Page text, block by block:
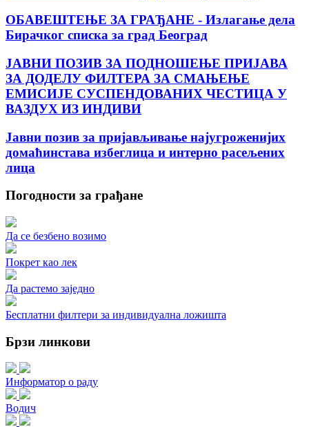
ОБАВЕШТЕЊЕ ЗА ГРАЂАНЕ - Излагање дела
Бирачког списка за град Београд
ЈАВНИ ПОЗИВ ЗА ПОДНОШЕЊЕ ПРИЈАВА
ЗА ДОДЕЛУ ФИЛТЕРА ЗА СМАЊЕЊЕ
ЕМИСИЈЕ СУСПЕНДОВАНИХ ЧЕСТИЦА У
ВАЗДУХ ИЗ ИНДИВИ
Јавни позив за пријављивање најугроженијих
домаћинстава избеглица и интерно расељених
лица
Погодности за грађане
Да се безбено возимо
Покрет као лек
Да растемо заједно
Бесплатни филтери за индивидуална ложишта
Брзи линкови
Информатор о раду
Водич